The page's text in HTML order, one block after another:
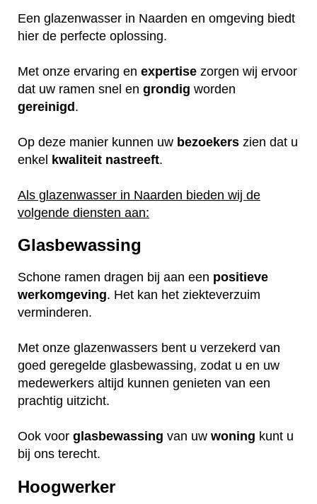
Een glazenwasser in Naarden en omgeving biedt
hier de perfecte oplossing.
Met onze ervaring en expertise zorgen wij ervoor
dat uw ramen snel en grondig worden
gereinigd .
Op deze manier kunnen uw bezoekers zien dat u
enkel kwaliteit nastreeft.
Als glazenwasser in Naarden bieden wij de
volgende diensten aan:
Glasbewassing
Schone ramen dragen bij aan een positieve
werkomgeving. Het kan het ziekteverzuim
verminderen.
Met onze glazenwassers bent u verzekerd van
goed geregelde glasbewassing, zodat u en uw
medewerkers altijd kunnen genieten van een
prachtig uitzicht.
Ook voor glasbewassing van uw woning kunt u
bij ons terecht.
Hoogwerker